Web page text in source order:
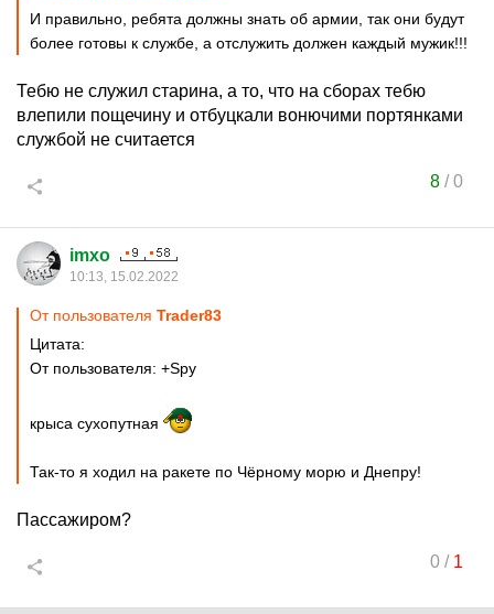
И правильно, ребята должны знать об армии, так они будут
более готовы к службе, а отслужить должен каждый мужик!!!
Тебю не служил старина, а то, что на сборах тебю
влепили пощечину и отбуцкали вонючими портянками
службой не считается
8/0
imxo
10:13, 15.02.2022
От пользователя Trader83
Цитата:
От пользователя: +Spy
крыса сухопутная
Так-то я ходил на ракете по Чёрному морю и Днепру!
Пассажиром?
0/ 1